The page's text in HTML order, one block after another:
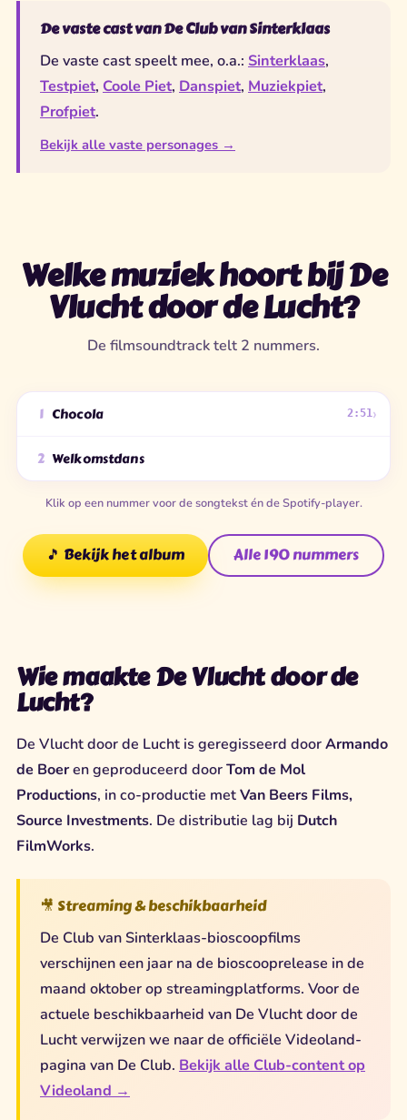
De vaste cast van De Club van Sinterklaas
De vaste cast speelt mee, o.a.: Sinterklaas,
Testpiet, Coole Piet, Danspiet, Muziekpiet,
Profpiet.
Bekijk alle vaste personages →
Welke muziek hoort bij De
Vlucht door de Lucht?
De filmsoundtrack telt 2 nummers.
1 Chocola 2:51›
2 Welkomstdans
Klik op een nummer voor de songtekst én de Spotify-player.
🎵 Bekijk het album Alle 190 nummers
Wie maakte De Vlucht door de
Lucht?
De Vlucht door de Lucht is geregisseerd doorArmando
de Boeren geproduceerd doorTom de Mol
Productions, in co-productie metVan Beers Films,
Source Investments. De distributie lag bij Dutch
FilmWorks.
🎥 Streaming & beschikbaarheid
De Club van Sinterklaas-bioscoopfilms
verschijnen een jaar na de bioscooprelease in de
maand oktober op streamingplatforms. Voor de
actuele beschikbaarheid van De Vlucht door de
Lucht verwijzen we naar de officiële Videoland-
pagina van De Club. Bekijk alle Club-content op
Videoland →